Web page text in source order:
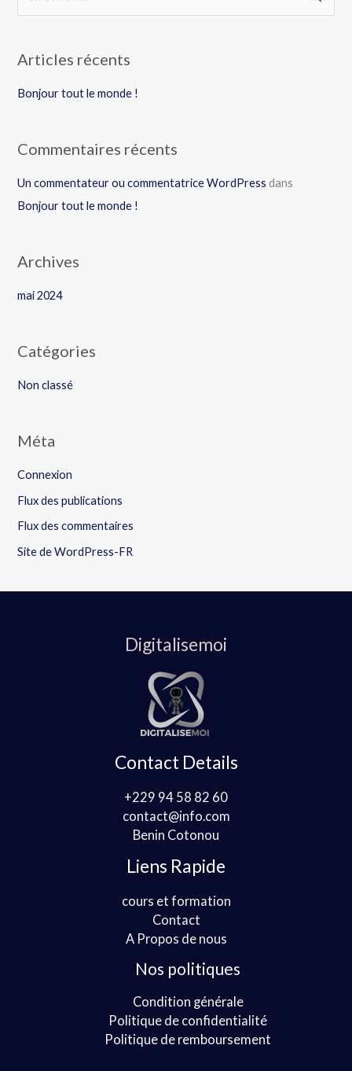
h
e
h
e
r
Articles récents
Bonjour tout le monde !
Commentaires récents
Un commentateur ou commentatrice WordPress dans
Bonjour tout le monde !
Archives
mai 2024
Catégories
Non classé
Méta
Connexion
Flux des publications
Flux des commentaires
Site de WordPress-FR
Digitalisemoi
Contact Details
+229 94 58 82 60
contact@info.com
Benin Cotonou
Liens Rapide
cours et formation
Contact
A Propos de nous
Nos politiques
Condition générale
Politique de confidentialité
Politique de remboursement